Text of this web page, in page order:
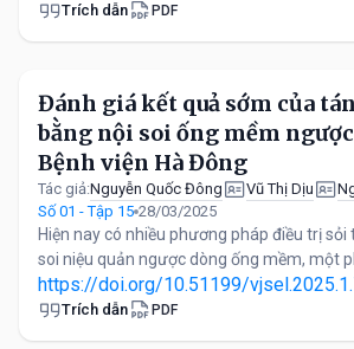
Trích dẫn PDF
Đánh giá kết quả sớm của
bằng nội soi ống mềm
Bệnh viện Hà Đông
Tác giả:Nguyễn Quốc Đông Vũ Thị Dịu
Số 01 - Tập 15 28/03/2025
Hiện nay có nhiều phương pháp điều trị
soi niệu quản ngược dòng ống mềm, một
https://doi.org/10.51199/
Trích dẫn PDF